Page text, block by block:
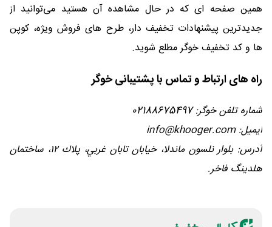
همین صفحه ای که در حال مشاهده آن هستید می‌توانید از
جدیدترین پیشنهادات تخفیف دار، طرح های فروش ویژه، کوپن
ها و کد تخفیف خوگر مطلع شوید.
راه های ارتباط و تماس با پشتیبانی خوگر
شماره تلفن خوگر: 02188675497
ایمیل: info@khooger.com
آدرس: بلوار نلسون ماندلا، خيابان تابان غربي، پلاك ١٢، ساختمان
هلدينگ فاخر.